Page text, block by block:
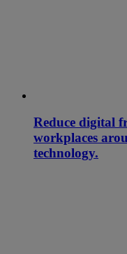
Reduce digital
workplaces
technology.